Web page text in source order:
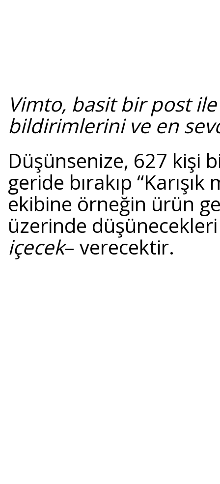
Vimto, basit bir post
bildirimlerini ve en
Düşünsenize, 627 kişi
geride bırakıp
ekibine örneğin ürün
üzerinde
içecek– verecektir.